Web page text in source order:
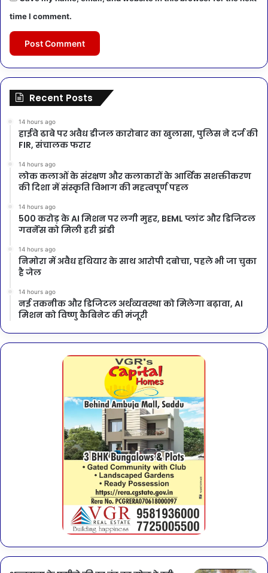
time I comment.
Recent Posts
14 hours ago
हाईवे ढाबे पर अवैध डीजल कारोबार का खुलासा, पुलिस ने दर्ज की
FIR, संचालक फरार
14 hours ago
लोक कलाओं के संरक्षण और कलाकारों के आर्थिक सशक्तीकरण
की दिशा में संस्कृति विभाग की महत्वपूर्ण पहल
14 hours ago
500 करोड़ के AI मिशन पर लगी मुहर, BEML प्लांट और डिजिटल
गवर्नेंस को मिली हरी झंडी
14 hours ago
निमोरा में अवैध हथियार के साथ आरोपी दबोचा, पहले भी जा चुका
है जेल
14 hours ago
नई तकनीक और डिजिटल अर्थव्यवस्था को मिलेगा बढ़ावा, AI
मिशन को विष्णु कैबिनेट की मंजूरी